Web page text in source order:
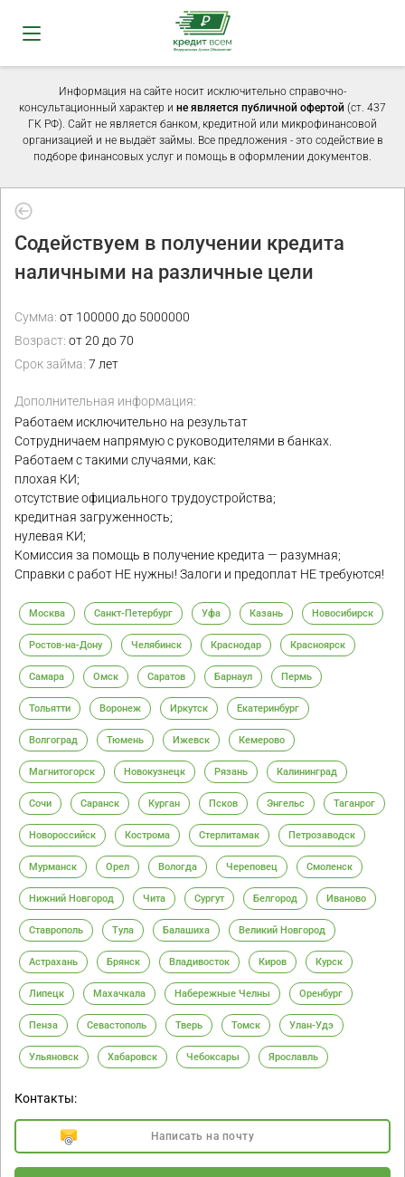
Информация на сайте носит исключительно справочно-
консультационный характер и не является публичной офертой (ст. 437
ГК РФ). Сайт не является банком, кредитной или микрофинансовой
организацией и не выдаёт займы. Все предложения - это содействие в
подборе финансовых услуг и помощь в оформлении документов.
Содействуем в получении кредита
наличными на различные цели
Сумма: от 100000 до 5000000
Возраст: от 20 до 70
Срок займа: 7 лет
Дополнительная информация:
Работаем исключительно на результат
Сотрудничаем напрямую с руководителями в банках.
Работаем с такими случаями, как:
плохая КИ;
отсутствие официального трудоустройства;
кредитная загруженность;
нулевая КИ;
Комиссия за помощь в получение кредита — разумная;
Справки с работ НЕ нужны! Залоги и предоплат НЕ требуются!
Москва Санкт-Петербург Уфа Казань Новосибирск
Ростов-на-Дону Челябинск Краснодар Красноярск
Самара Омск Саратов Барнаул Пермь
Тольятти Воронеж Иркутск Екатеринбург
Волгоград Тюмень Ижевск Кемерово
Магнитогорск Новокузнецк Рязань Калининград
Сочи Саранск Курган Псков Энгельс Таганрог
Новороссийск Кострома Стерлитамак Петрозаводск
Мурманск Орел Вологда Череповец Смоленск
Нижний Новгород Чита Сургут Белгород Иваново
Ставрополь Тула Балашиха Великий Новгород
Астрахань Брянск Владивосток Киров Курск
Липецк Махачкала Набережные Челны Оренбург
Пенза Севастополь Тверь Томск Улан-Удэ
Ульяновск Хабаровск Чебоксары Ярославль
Контакты:
Написать на почту